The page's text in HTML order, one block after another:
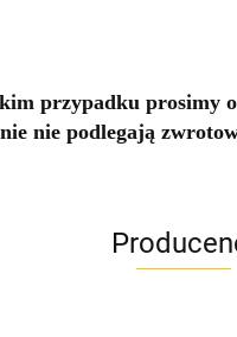
przypadku
nie podlegają